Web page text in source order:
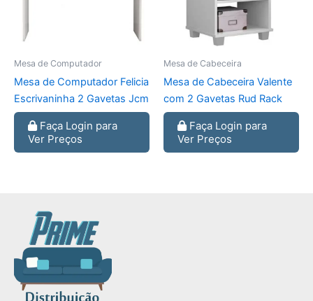
Mesa de Computador
Mesa de Computador Felicia
Escrivaninha 2 Gavetas Jcm
Faça Login para
Ver Preços
Mesa de Cabeceira
Mesa de Cabeceira Valente
com 2 Gavetas Rud Rack
Faça Login para
Ver Preços